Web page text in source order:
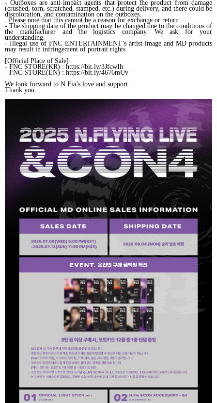
- Outboxes are anti-impact agents that protect the product from damage
(crushed, torn, scratched, stamped, etc.) during delivery, and there could be
discoloration, and contamination on the outboxes.
Please note that this cannot be a reason for exchange or return.
- The shipping date of the product may be changed due to the conditions of
the manufacturer and the logistics company. We ask for your
understanding.
- Illegal use of FNC ENTERTAINMENT’s artist image and MD products
may result in infringement of portrait rights.
[Official Place of Sale]
- FNC STORE(KR) : https://bit.ly/3JfcwIh
- FNC STORE(EN) : https://bit.ly/4676mUv
We look forward to N.Fia’s love and support.
Thank you.